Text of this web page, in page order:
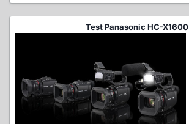
Test Panasonic HC-X1600